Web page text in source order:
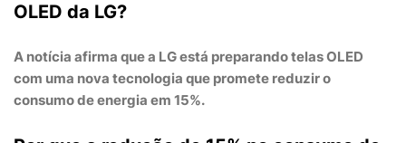
OLED da LG?
A notícia afirma que a LG está preparando telas OLED
com uma nova tecnologia que promete reduzir o
consumo de energia em 15%.